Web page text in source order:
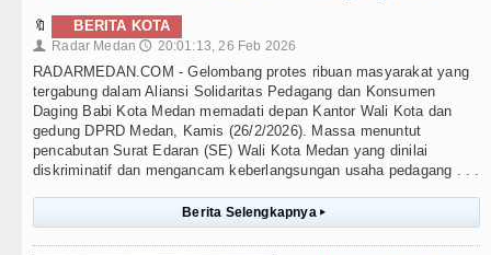
🔖 BERITA KOTA
👤 Radar Medan 🕔 20:01:13, 26 Feb 2026
RADARMEDAN.COM - Gelombang protes ribuan masyarakat yang
tergabung dalam Aliansi Solidaritas Pedagang dan Konsumen
Daging Babi Kota Medan memadati depan Kantor Wali Kota dan
gedung DPRD Medan, Kamis (26/2/2026). Massa menuntut
pencabutan Surat Edaran (SE) Wali Kota Medan yang dinilai
diskriminatif dan mengancam keberlangsungan usaha pedagang . . .
Berita Selengkapnya ▸